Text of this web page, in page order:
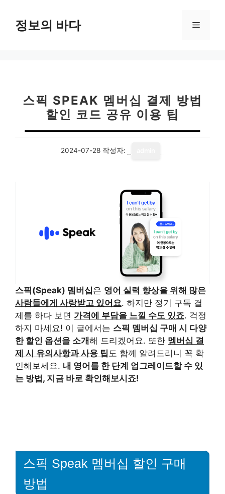
정보의 바다 메
스픽 SPEAK 멤버십 결제 방법
할인 코드 공유 이용 팁
2024-07-28 작성자:
스픽(Speak) 멤버십은 영어 실력 향상을 위해 많은
사람들에게 사랑받고 있어요. 하지만 정기 구독 결
제를 하다 보면 가격에 부담을 느낄 수도 있죠. 걱정
하지 마세요! 이 글에서는 스픽 멤버십 구매 시 다양
한 할인 옵션을 소개해 드리겠어요. 또한 멤버십 결
제 시 유의사항과 사용 팁 도 함께 알려드리니 꼭 확
인해보세요. 내 영어를 한 단계 업그레이드할 수 있
는 방법, 지금 바로 확인해보시죠!
스픽 Speak 멤버십 할인 구매
방법